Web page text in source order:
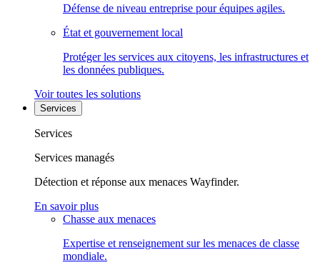
Défense de niveau entreprise pour équipes agiles.
État et gouvernement local
Protéger les services aux citoyens, les infrastructures et
les données publiques.
Voir toutes les solutions
Services
Services
Services managés
Détection et réponse aux menaces Wayfinder.
En savoir plus
Chasse aux menaces
Expertise et renseignement sur les menaces de classe
mondiale.